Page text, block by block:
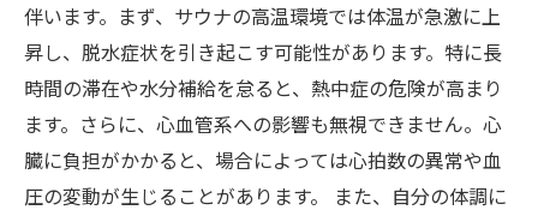
伴います。まず、サウナの高温環境では体温が急激に上
昇し、脱水症状を引き起こす可能性があります。特に長
時間の滞在や水分補給を怠ると、熱中症の危険が高まり
ます。さらに、心血管系への影響も無視できません。心
臓に負担がかかると、場合によっては心拍数の異常や血
圧の変動が生じることがあります。 また、自分の体調に